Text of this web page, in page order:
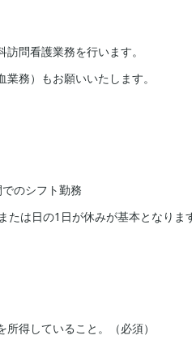
問看護業務を行います。
務）もお願いいたします。
のシフト勤務
たは日の1日が休みが基本となりま
得していること。（必須）